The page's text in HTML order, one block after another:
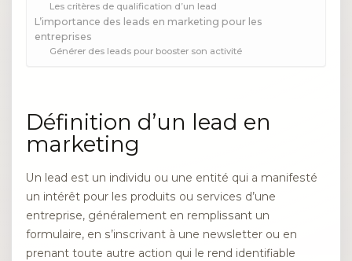
Les critères de qualification d’un lead
L’importance des leads en marketing pour les
entreprises
Générer des leads pour booster son activité
Définition d’un lead en
marketing
Un lead est un individu ou une entité qui a manifesté
un intérêt pour les produits ou services d’une
entreprise, généralement en remplissant un
formulaire, en s’inscrivant à une newsletter ou en
prenant toute autre action qui le rend identifiable